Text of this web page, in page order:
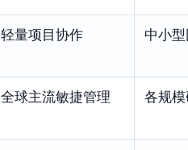
轻量项目协作 中小
全球主流敏捷管理 各规